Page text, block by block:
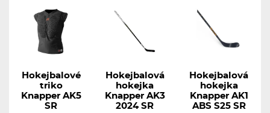
Hokejbalové
triko
Knapper AK5
SR
Hokejbalová
hokejka
Knapper AK3
2024 SR
Hokejbalová
hokejka
Knapper AK1
ABS S25 SR